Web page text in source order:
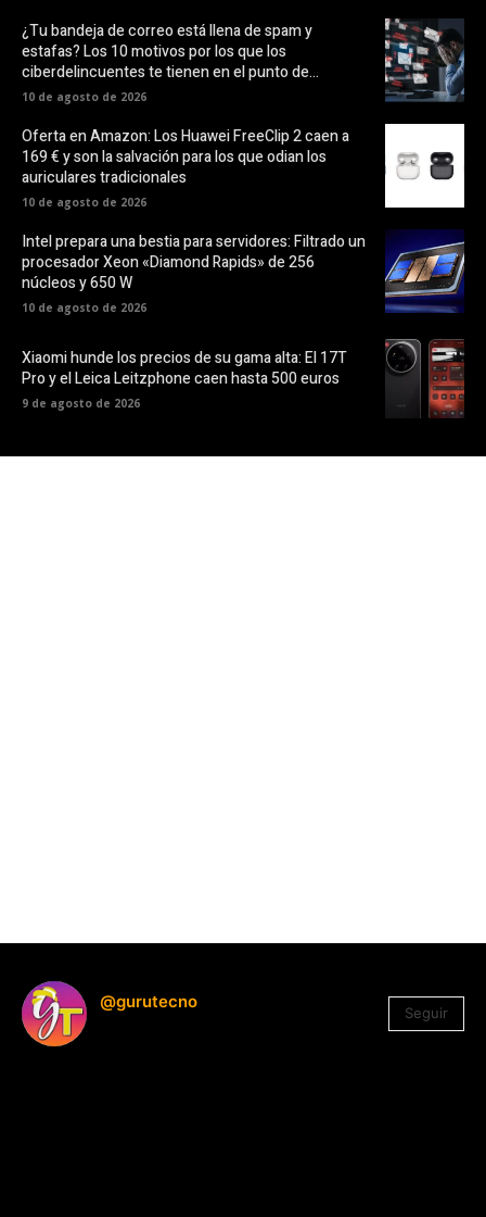
¿Tu bandeja de correo está llena de spam y
estafas? Los 10 motivos por los que los
ciberdelincuentes te tienen en el punto de...
10 de agosto de 2026
Oferta en Amazon: Los Huawei FreeClip 2 caen a
169 € y son la salvación para los que odian los
auriculares tradicionales
10 de agosto de 2026
Intel prepara una bestia para servidores: Filtrado un
procesador Xeon «Diamond Rapids» de 256
núcleos y 650 W
10 de agosto de 2026
Xiaomi hunde los precios de su gama alta: El 17T
Pro y el Leica Leitzphone caen hasta 500 euros
9 de agosto de 2026
@gurutecno
Seguir